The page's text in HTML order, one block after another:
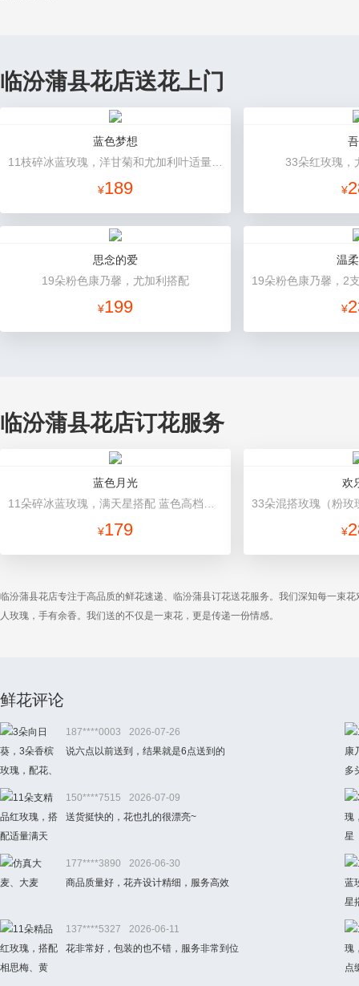
临汾蒲县花店送花上门
蓝色梦想
¥189
33朵红玫瑰，
¥
思念的爱
19朵粉色康乃馨，尤加利搭配
¥199
温
¥
临汾蒲县花店订花服务
蓝色月光
¥179
欢
¥
临汾蒲县花店专注于高品质的鲜花速递、临汾蒲县订花送花服务。我们深知每一束
人玫瑰，手有余香。我们送的不仅是一束花，更是传递一份情感。
鲜花评论
187****0003
2026-07-26
说六点以前送到，结果就是6点送到的
150****7515
2026-07-09
送货挺快的，花也扎的很漂亮~
177****3890
2026-06-30
商品质量好，花卉设计精细，服务高效
137****5327
2026-06-11
花非常好，包装的也不错，服务非常到位